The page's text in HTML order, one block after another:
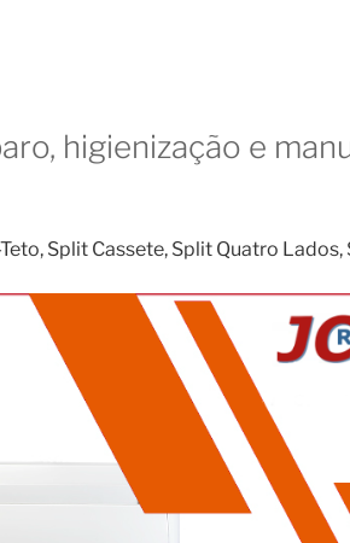
higienização e
Split Cassete, Split Quatro Lados,